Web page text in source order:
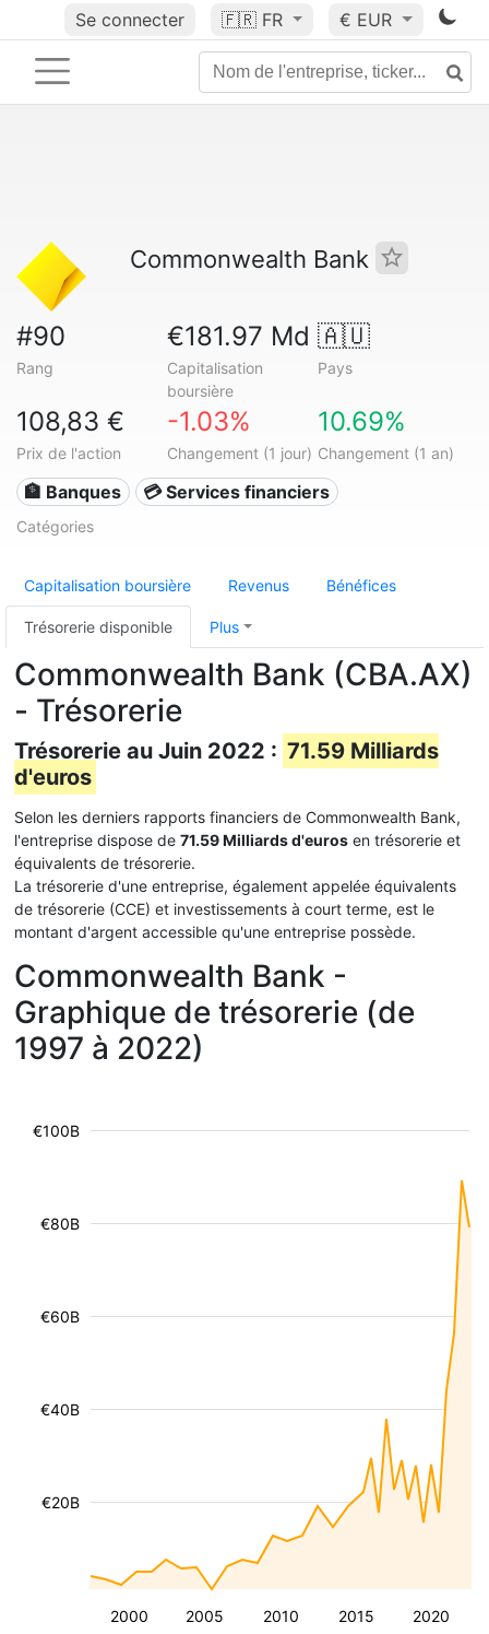
Se connecter 🇫🇷 FR € EUR
Commonwealth Bank
#90
Rang
€181.97 Md
Capitalisation
boursière
🇦🇺
Pays
108,83 €
Prix de l'action
-1.03%
Changement (1 jour)
10.69%
Changement (1 an)
🏦 Banques 💳 Services financiers
Catégories
Capitalisation boursière Revenus Bénéfices
Trésorerie disponible Plus
Commonwealth Bank (CBA.AX)
- Trésorerie
Trésorerie au Juin 2022 : 71.59 Milliards
d'euros
Selon les derniers rapports financiers de Commonwealth Bank,
l'entreprise dispose de 71.59 Milliards d'euros en trésorerie et
équivalents de trésorerie.
La trésorerie d'une entreprise, également appelée équivalents
de trésorerie (CCE) et investissements à court terme, est le
montant d'argent accessible qu'une entreprise possède.
Commonwealth Bank -
Graphique de trésorerie (de
1997 à 2022)
2000 2005 2010 2015 2020
€20B
€40B
€60B
€80B
€100B